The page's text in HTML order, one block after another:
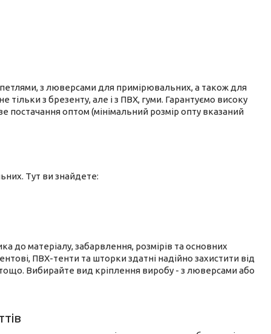
з люверсами для примірювальних, а також для
тільки з брезенту, але і з ПВХ, гуми. Гарантуємо високу
постачання оптом (мінімальний розмір опту вказаний
Тут ви знайдете:
до матеріалу, забарвлення, розмірів та основних
ПВХ-тенти та шторки здатні надійно захистити від
Вибирайте вид кріплення виробу - з люверсами або